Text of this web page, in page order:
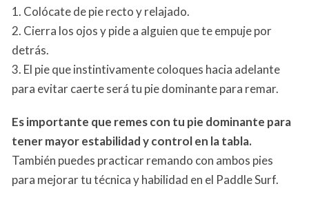
1. Colócate de pie recto y relajado.
2. Cierra los ojos y pide a alguien que te empuje por
detrás.
3. El pie que instintivamente coloques hacia adelante
para evitar caerte será tu pie dominante para remar.
Es importante que remes con tu pie dominante para
tener mayor estabilidad y control en la tabla.
También puedes practicar remando con ambos pies
para mejorar tu técnica y habilidad en el Paddle Surf.